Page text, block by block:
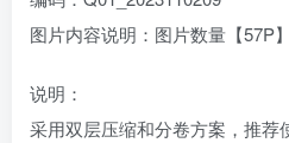
图片内容说明：图片数量【57P
说明：
采用双层压缩和分卷方案，推荐